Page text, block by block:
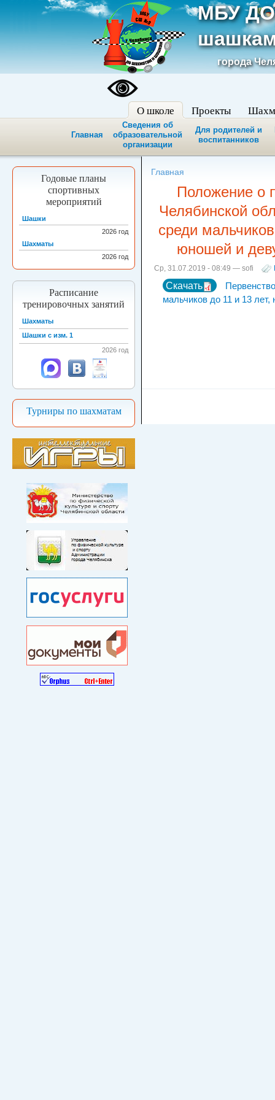
МБУ
города
О школе
Главная
Сведения об
образовательной
организации
Для родителей и
воспитанников
Проекты
Годовые планы
спортивных
мероприятий
Шашки
2026 год
Шахматы
2026 год
Расписание
тренировочных занятий
Шахматы
Шашки с изм. 1
2026 год
Турниры по шахматам
Главная
Положение о
Челябинской
среди
юношей и
Ср, 31.07.2019 - 08:49 — sofi
Скачать
мальчиков до 11 и 13